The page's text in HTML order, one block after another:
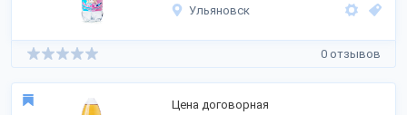
Ульяновск
0 отзывов
Цена договорная